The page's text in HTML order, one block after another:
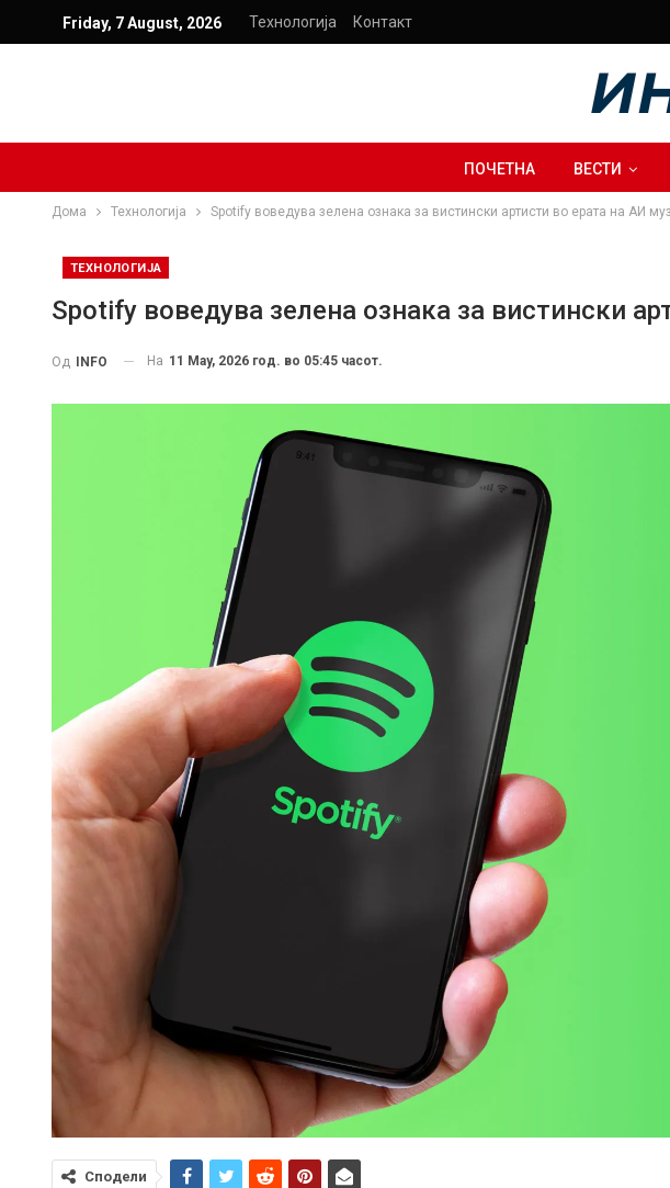
Friday, 7 August, 2026 Технологија Контакт
ПОЧЕТНА ВЕСТИ
Дома Технологија Spotify воведува зелена ознака за вистински артисти во ерата на АИ
ТЕХНОЛОГИЈА
Spotify воведува зелена ознака за вистински
Од INFO На 11 May, 2026 год. во 05:45 часот.
Сподели